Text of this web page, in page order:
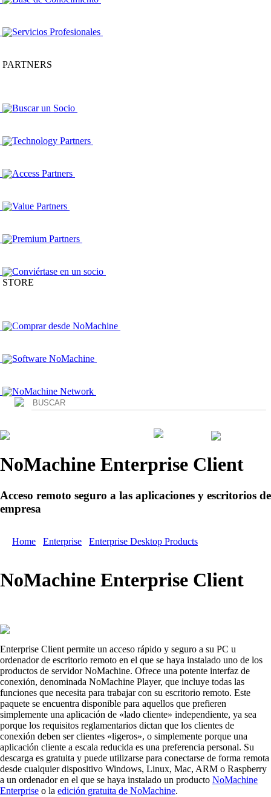
Servicios Profesionales
PARTNERS
Buscar un Socio
Technology Partners
Access Partners
Value Partners
Premium Partners
Conviértase en un socio
STORE
Comprar desde NoMachine
Software NoMachine
NoMachine Network
NoMachine Enterprise Client
Acceso remoto seguro a las aplicaciones y escritorios de
empresa
Home Enterprise Enterprise Desktop Products
NoMachine Enterprise Client
Enterprise Client permite un acceso rápido y seguro a su PC u
ordenador de escritorio remoto en el que se haya instalado uno de los
productos de servidor NoMachine. Ofrece una potente interfaz de
conexión, denominada NoMachine Player, que incluye todas las
funciones que necesita para trabajar con su escritorio remoto. Este
paquete se encuentra disponible para aquellos que prefieren
simplemente una aplicación de «lado cliente» independiente, ya sea
porque los requisitos reglamentarios dictan que los clientes de
conexión deben ser clientes «ligeros», o simplemente porque una
aplicación cliente a escala reducida es una preferencia personal. Su
descarga es gratuita y puede utilizarse para conectarse de forma remota
desde cualquier dispositivo Windows, Linux, Mac, ARM o Raspberry
a un ordenador en el que se haya instalado un producto NoMachine
Enterprise o la edición gratuita de NoMachine.